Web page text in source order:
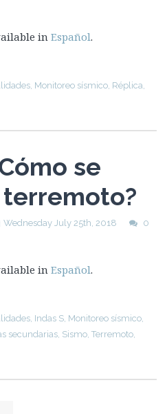
in Español.
, Monitoreo sísmico, Réplica,
se
Wednesday July 25th, 2018
0
in Español.
, Indas S, Monitoreo sísmico,
secundarias, Sismo, Terremoto,